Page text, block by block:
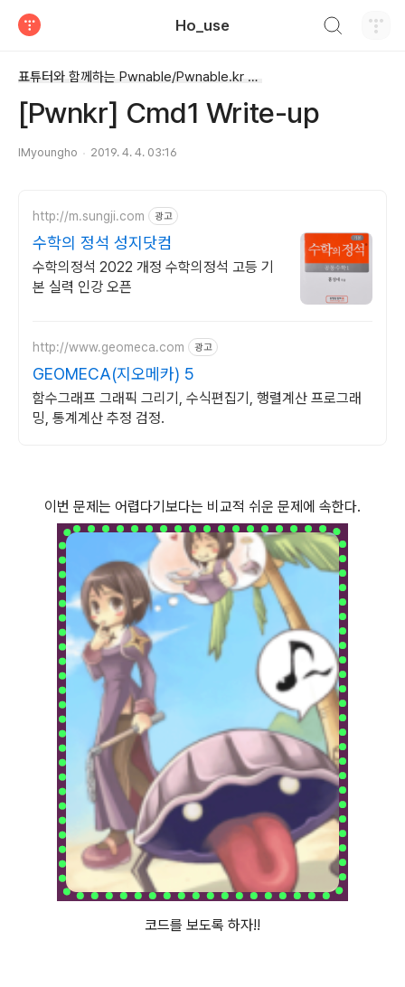
Ho_use
표튜터와 함께하는 Pwnable/Pwnable.kr Write-up
[Pwnkr] Cmd1 Write-up
IMyoungho 2019. 4. 4. 03:16
http://m.sungji.com 광고
수학의 정석 성지닷컴
수학의정석 2022 개정 수학의정석 고등 기
본 실력 인강 오픈
http://www.geomeca.com 광고
GEOMECA(지오메카) 5
함수그래프 그래픽 그리기, 수식편집기, 행렬계산 프로그래
밍, 통계계산 추정 검정.
이번 문제는 어렵다기보다는 비교적 쉬운 문제에 속한다.
코드를 보도록 하자!!